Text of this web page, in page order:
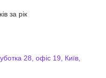
за рік
28, офіс 19, Київ,